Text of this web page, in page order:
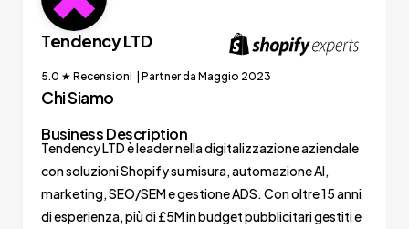
Tendency LTD
5.0 ★ Recensioni | Partner da Maggio 2023
Chi Siamo
Business Description
Tendency LTD è leader nella digitalizzazione aziendale
con soluzioni Shopify su misura, automazione AI,
marketing, SEO/SEM e gestione ADS. Con oltre 15 anni
di esperienza, più di £5M in budget pubblicitari gestiti e